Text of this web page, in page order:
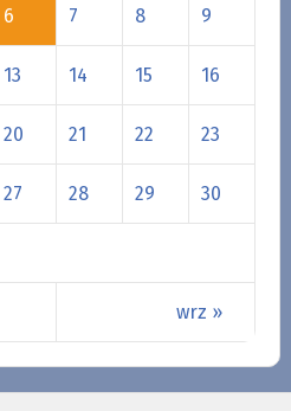
wrz »
6 7 8 9
13 14 15 16
20 21 22 23
27 28 29 30